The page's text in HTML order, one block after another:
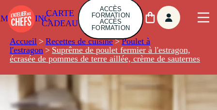
CARTE
CADEAU
ACCÈS
FORMATION
ACCÈS
FORMATION
Accueil > Recettes de cuisine > Poulet à
l'estragon > Suprême de poulet fermier à l'estragon,
écrasée de pommes de terre aillée, crème de sauternes